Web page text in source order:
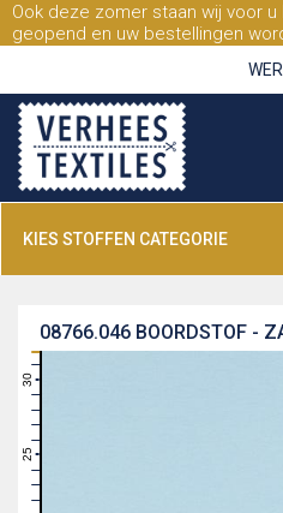
Ook deze zomer staan wij voor u
geopend en uw bestellingen
KIES STOFFEN CATEGORIE
BOORDSTOF -
08766.046
26